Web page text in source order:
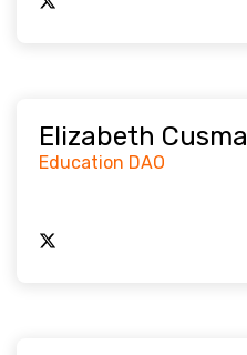
Elizabeth Cusma
Education DAO